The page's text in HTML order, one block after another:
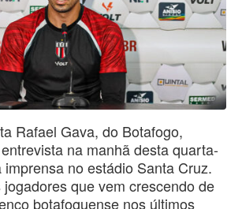
Rafael Gava, do Botafogo,
na manhã desta quarta-
no estádio Santa Cruz.
que vem crescendo de
botafoguense nos últimos